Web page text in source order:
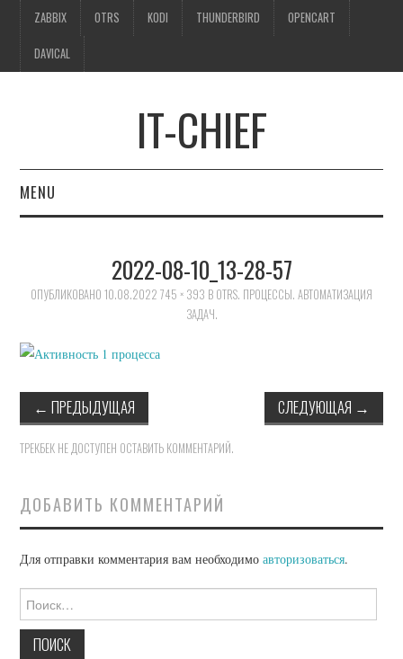
ZABBIX OTRS KODI THUNDERBIRD OPENCART
DAVICAL
IT-CHIEF
MENU
OPENCART
2022-08-10_13-28-57
ОПУБЛИКОВАНО 10.08.2022 745 × 393 В OTRS. ПРОЦЕССЫ. АВТОМАТИЗАЦИЯ
ЗАДАЧ.
← ПРЕДЫДУЩАЯ СЛЕДУЮЩАЯ →
ТРЕКБЕК НЕ ДОСТУПЕН ОСТАВИТЬ КОММЕНТАРИЙ.
ДОБАВИТЬ КОММЕНТАРИЙ
Для отправки комментария вам необходимоавторизоваться.